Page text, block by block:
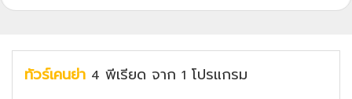
ทัวร์เคนย่า 4 พีเรียด จาก 1 โปรแกรม